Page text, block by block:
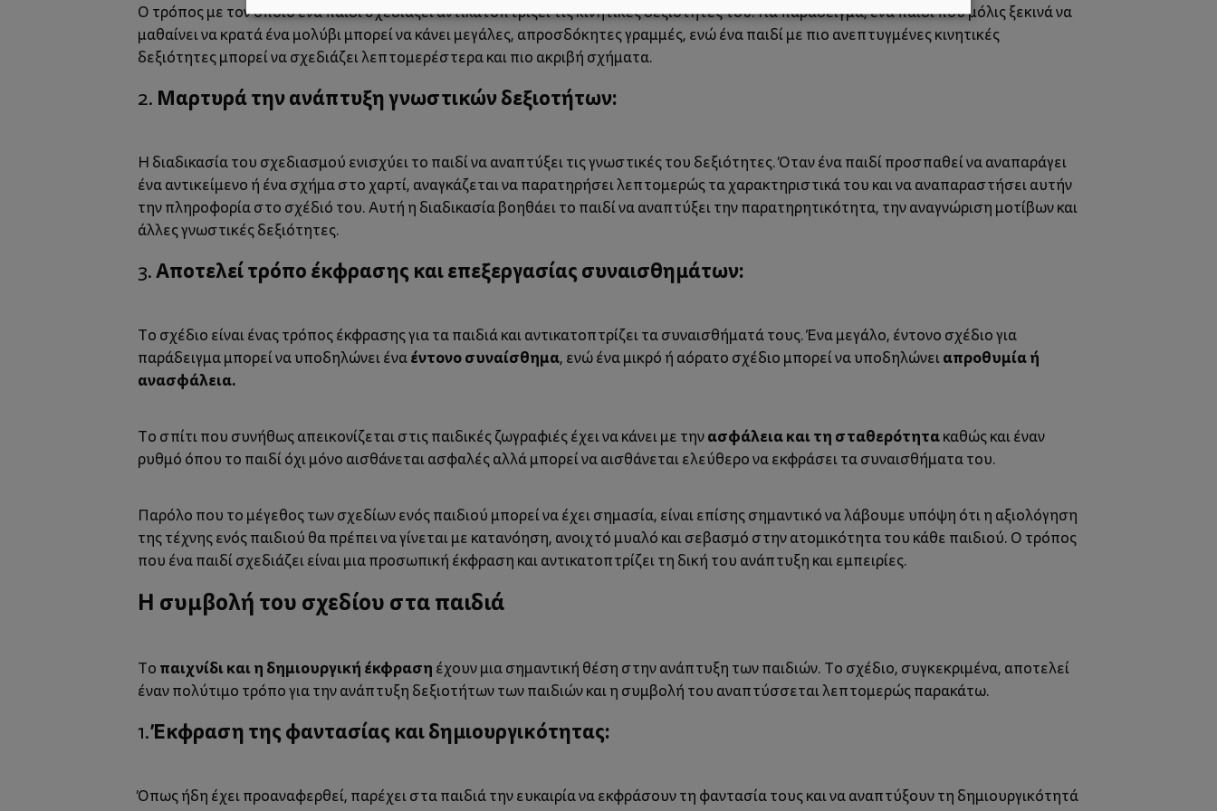
Ο τρόπος με τον οποίο ένα παιδί σχεδιάζει αντικατοπτρίζει τις κινητικές δεξιότητές του. Για παράδειγμα, ένα παιδί που μόλις ξεκινά να
μαθαίνει να κρατά ένα μολύβι μπορεί να κάνει μεγάλες, απροσδόκητες γραμμές, ενώ ένα παιδί με πιο ανεπτυγμένες κινητικές
δεξιότητες μπορεί να σχεδιάζει λεπτομερέστερα και πιο ακριβή σχήματα.
2. Μαρτυρά την ανάπτυξη γνωστικών δεξιοτήτων:
Η διαδικασία του σχεδιασμού ενισχύει το παιδί να αναπτύξει τις γνωστικές του δεξιότητες. Όταν ένα παιδί προσπαθεί να αναπαράγει
ένα αντικείμενο ή ένα σχήμα στο χαρτί, αναγκάζεται να παρατηρήσει λεπτομερώς τα χαρακτηριστικά του και να αναπαραστήσει αυτήν
την πληροφορία στο σχέδιό του. Αυτή η διαδικασία βοηθάει το παιδί να αναπτύξει την παρατηρητικότητα, την αναγνώριση μοτίβων και
άλλες γνωστικές δεξιότητες.
3.Αποτελεί τρόπο έκφρασης και επεξεργασίας συναισθημάτων:
Το σχέδιο είναι ένας τρόπος έκφρασης για τα παιδιά και αντικατοπτρίζει τα συναισθήματά τους. Ένα μεγάλο, έντονο σχέδιο για
παράδειγμα μπορεί να υποδηλώνει έναέντονο συναίσθημα, ενώ ένα μικρό ή αόρατο σχέδιο μπορεί να υποδηλώνειαπροθυμία ή
ανασφάλεια.
Το σπίτι που συνήθως απεικονίζεται στις παιδικές ζωγραφιές έχει να κάνει με τηνασφάλεια και τη σταθερότητακαθώς και έναν
ρυθμό όπου το παιδί όχι μόνο αισθάνεται ασφαλές αλλά μπορεί να αισθάνεται ελεύθερο να εκφράσει τα συναισθήματα του.
Παρόλο που το μέγεθος των σχεδίων ενός παιδιού μπορεί να έχει σημασία, είναι επίσης σημαντικό να λάβουμε υπόψη ότι η αξιολόγηση
της τέχνης ενός παιδιού θα πρέπει να γίνεται με κατανόηση, ανοιχτό μυαλό και σεβασμό στην ατομικότητα του κάθε παιδιού. Ο τρόπος
που ένα παιδί σχεδιάζει είναι μια προσωπική έκφραση και αντικατοπτρίζει τη δική του ανάπτυξη και εμπειρίες.
Η συμβολή του σχεδίου στα παιδιά
Το παιχνίδι και η δημιουργική έκφραση έχουν μια σημαντική θέση στην ανάπτυξη των παιδιών. Το σχέδιο, συγκεκριμένα, αποτελεί
έναν πολύτιμο τρόπο για την ανάπτυξη δεξιοτήτων των παιδιών και η συμβολή του αναπτύσσεται λεπτομερώς παρακάτω.
1.Έκφραση της φαντασίας και δημιουργικότητας:
Όπως ήδη έχει προαναφερθεί, παρέχει στα παιδιά την ευκαιρία να εκφράσουν τη φαντασία τους και να αναπτύξουν τη δημιουργικότητά